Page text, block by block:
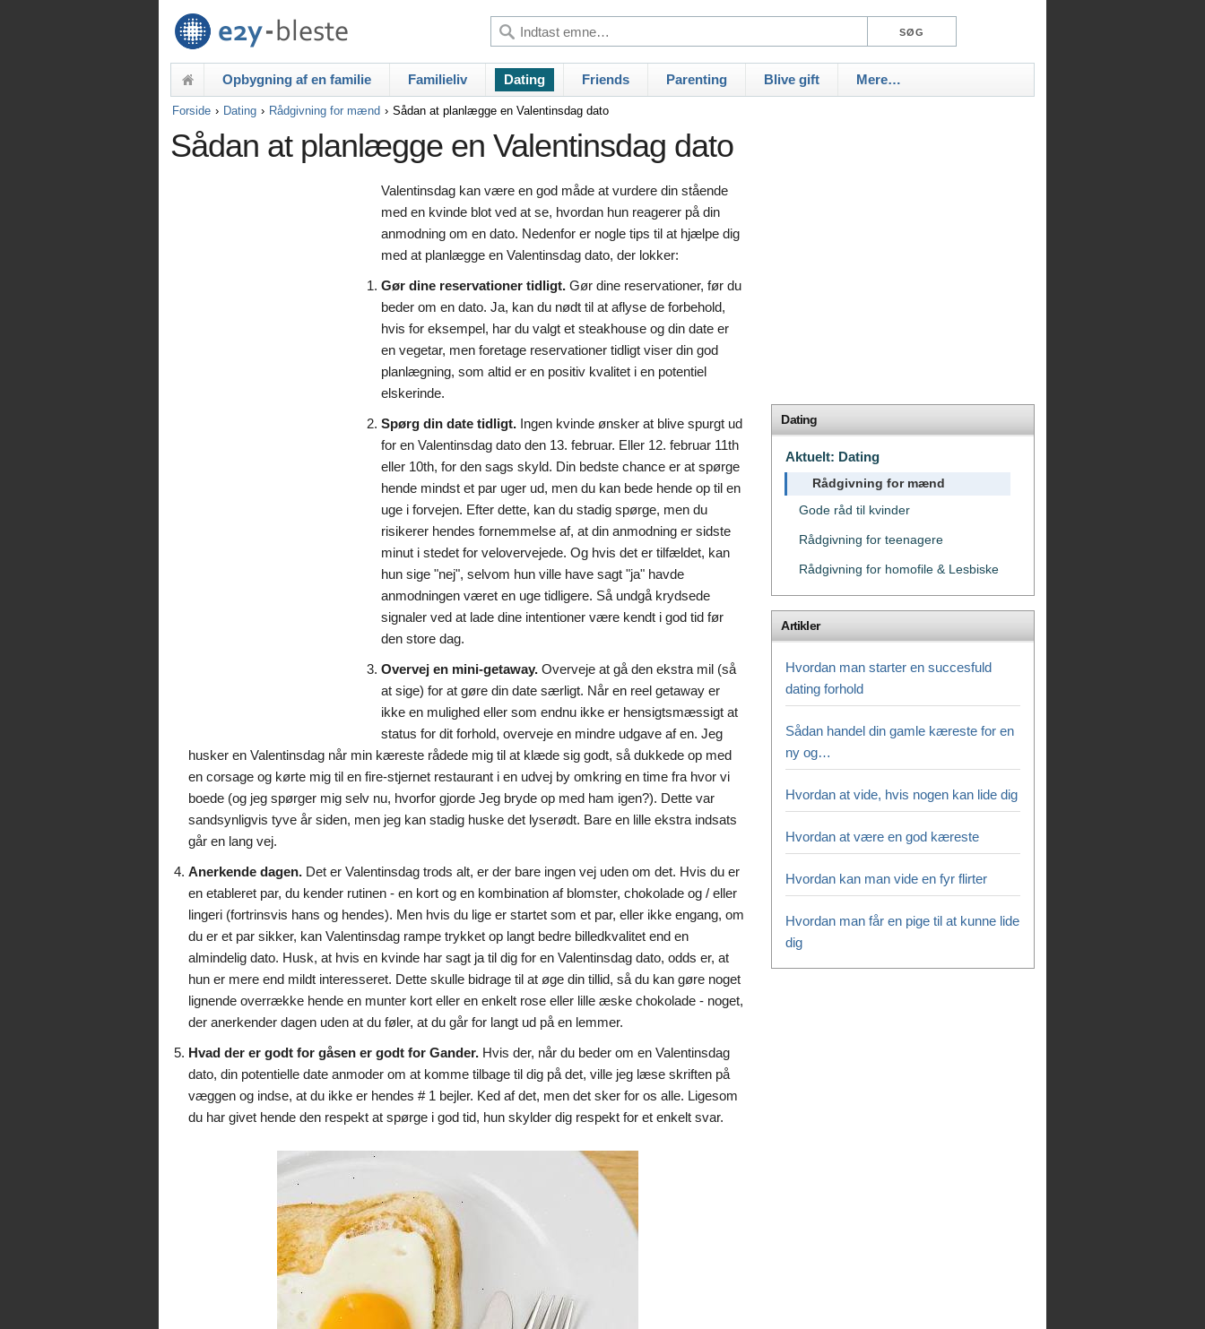
Opbygning af en familie Familieliv Dating Friends Parenting Blive gift Mere…
Forside Dating Rådgivning for mænd Sådan at planlægge en Valentinsdag dato
Sådan at planlægge en Valentinsdag dato
Valentinsdag kan være en god måde at vurdere din stående
med en kvinde blot ved at se, hvordan hun reagerer på din
anmodning om en dato. Nedenfor er nogle tips til at hjælpe dig
med at planlægge en Valentinsdag dato, der lokker:
Gør dine reservationer tidligt. Gør dine reservationer, før du
beder om en dato. Ja, kan du nødt til at aflyse de forbehold,
hvis for eksempel, har du valgt et steakhouse og din date er
en vegetar, men foretage reservationer tidligt viser din god
planlægning, som altid er en positiv kvalitet i en potentiel
elskerinde.
Spørg din date tidligt. Ingen kvinde ønsker at blive spurgt ud
for en Valentinsdag dato den 13. februar. Eller 12. februar 11th
eller 10th, for den sags skyld. Din bedste chance er at spørge
hende mindst et par uger ud, men du kan bede hende op til en
uge i forvejen. Efter dette, kan du stadig spørge, men du
risikerer hendes fornemmelse af, at din anmodning er sidste
minut i stedet for velovervejede. Og hvis det er tilfældet, kan
hun sige "nej", selvom hun ville have sagt "ja" havde
anmodningen været en uge tidligere. Så undgå krydsede
signaler ved at lade dine intentioner være kendt i god tid før
den store dag.
Overvej en mini-getaway. Overveje at gå den ekstra mil (så
at sige) for at gøre din date særligt. Når en reel getaway er
ikke en mulighed eller som endnu ikke er hensigtsmæssigt at
status for dit forhold, overveje en mindre udgave af en. Jeg
husker en Valentinsdag når min kæreste rådede mig til at klæde sig godt, så dukkede op med
en corsage og kørte mig til en fire-stjernet restaurant i en udvej by omkring en time fra hvor vi
boede (og jeg spørger mig selv nu, hvorfor gjorde Jeg bryde op med ham igen?). Dette var
sandsynligvis tyve år siden, men jeg kan stadig huske det lyserødt. Bare en lille ekstra indsats
går en lang vej.
Anerkende dagen. Det er Valentinsdag trods alt, er der bare ingen vej uden om det. Hvis du er
en etableret par, du kender rutinen - en kort og en kombination af blomster, chokolade og / eller
lingeri (fortrinsvis hans og hendes). Men hvis du lige er startet som et par, eller ikke engang, om
du er et par sikker, kan Valentinsdag rampe trykket op langt bedre billedkvalitet end en
almindelig dato. Husk, at hvis en kvinde har sagt ja til dig for en Valentinsdag dato, odds er, at
hun er mere end mildt interesseret. Dette skulle bidrage til at øge din tillid, så du kan gøre noget
lignende overrække hende en munter kort eller en enkelt rose eller lille æske chokolade - noget,
der anerkender dagen uden at du føler, at du går for langt ud på en lemmer.
Hvad der er godt for gåsen er godt for Gander. Hvis der, når du beder om en Valentinsdag
dato, din potentielle date anmoder om at komme tilbage til dig på det, ville jeg læse skriften på
væggen og indse, at du ikke er hendes # 1 bejler. Ked af det, men det sker for os alle. Ligesom
du har givet hende den respekt at spørge i god tid, hun skylder dig respekt for et enkelt svar.
Dating
Aktuelt: Dating
Rådgivning for mænd
Gode ​​råd til kvinder
Rådgivning for teenagere
Rådgivning for homofile & Lesbiske
Artikler
Hvordan man starter en succesfuld
dating forhold
Sådan handel din gamle kæreste for en
ny og…
Hvordan at vide, hvis nogen kan lide dig
Hvordan at være en god kæreste
Hvordan kan man vide en fyr flirter
Hvordan man får en pige til at kunne lide
dig